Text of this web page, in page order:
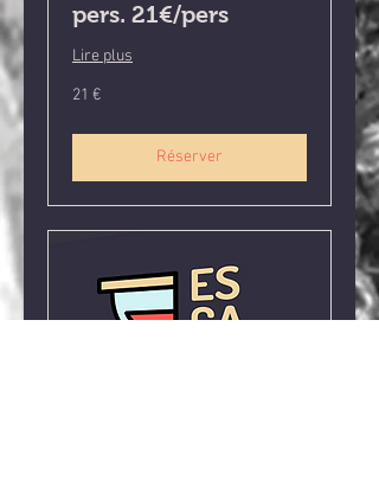
pers. 21€/pers
Lire plus
21
euros
21 €
Réserver